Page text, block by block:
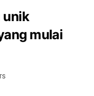
unik
mulai